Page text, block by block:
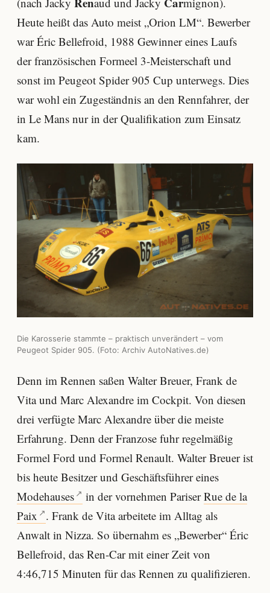
Heute heißt das Auto meist „Orion LM“. Bewerber
war Éric Bellefroid, 1988 Gewinner eines Laufs
der französischen Formeel 3-Meisterschaft und
sonst im Peugeot Spider 905 Cup unterwegs. Dies
war wohl ein Zugeständnis an den Rennfahrer, der
in Le Mans nur in der Qualifikation zum Einsatz
kam.
Die Karosserie stammte – praktisch unverändert – vom
Peugeot Spider 905. (Foto: Archiv AutoNatives.de)
Denn im Rennen saßen Walter Breuer, Frank de
Vita und Marc Alexandre im Cockpit. Von diesen
drei verfügte Marc Alexandre über die meiste
Erfahrung. Denn der Franzose fuhr regelmäßig
Formel Ford und Formel Renault. Walter Breuer ist
bis heute Besitzer und Geschäftsführer eines
Modehauses
in der vornehmen PariserRue de la
Paix
. Frank de Vita arbeitete im Alltag als
Anwalt in Nizza. So übernahm es „Bewerber“ Éric
Bellefroid, das Ren-Car mit einer Zeit von
4:46,715 Minuten für das Rennen zu qualifizieren.